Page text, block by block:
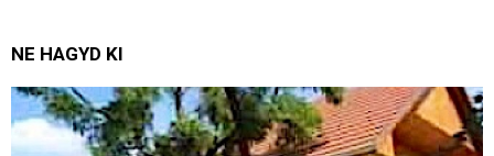
NE HAGYD KI